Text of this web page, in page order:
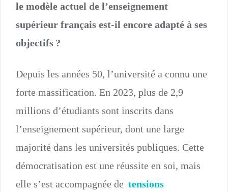
le modèle actuel de l’enseignement
supérieur français est-il encore adapté à ses
objectifs ?
Depuis les années 50, l’université a connu une
forte massification. En 2023, plus de 2,9
millions d’étudiants sont inscrits dans
l’enseignement supérieur, dont une large
majorité dans les universités publiques. Cette
démocratisation est une réussite en soi, mais
elle s’est accompagnée de tensions